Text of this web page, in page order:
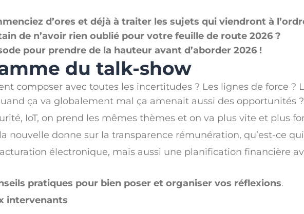
d’ores et déjà à traiter les sujets qui viendront à
de n’avoir rien oublié pour votre feuille de route 2026 ?
pour prendre de la hauteur avant d’aborder 2026 !
du talk-show
composer avec toutes les incertitudes ? Les lignes de force ?
ça va globalement mal ça amenait aussi des opportunités ?
IoT, on prend les mêmes thèmes et on va plus vite et plus
nouvelle donne sur la transparence rémunération, qu’est-ce
électronique, mais aussi une planification financière
pratiques pour bien poser et organiser vos réflexions.
intervenants